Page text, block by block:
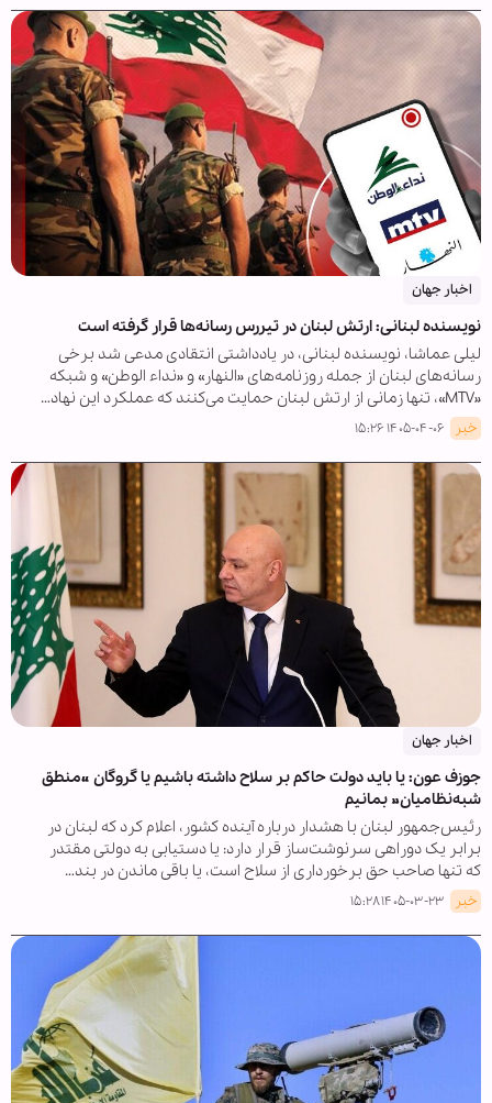
اخبار جهان
نویسنده لبنانی: ارتش لبنان در تیررس رسانه‌ها قرار گرفته است
لیلی عماشا، نویسنده لبنانی، در یادداشتی انتقادی مدعی شد برخی
رسانه‌های لبنان از جمله روزنامه‌های «النهار» و «نداء الوطن» و شبکه
«MTV»، تنها زمانی از ارتش لبنان حمایت می‌کنند که عملکرد این نهاد…
خبر ۱۴۰۵-۰۴-۰۶ ۱۵:۲۶
اخبار جهان
جوزف عون: یا باید دولت حاکم بر سلاح داشته باشیم یا گروگان «منطق
شبه‌نظامیان» بمانیم
رئیس‌جمهور لبنان با هشدار درباره آینده کشور، اعلام کرد که لبنان در
برابر یک دوراهی سرنوشت‌ساز قرار دارد: یا دستیابی به دولتی مقتدر
که تنها صاحب حق برخورداری از سلاح است، یا باقی ماندن در بند…
خبر ۱۴۰۵-۰۳-۲۳ ۱۵:۲۸